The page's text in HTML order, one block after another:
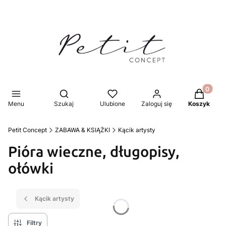
Menu
Otwórz wyszukiwarkę
Szukaj Ulubione Zaloguj się Koszyk
Petit Concept ZABAWA & KSIĄŻKI Kącik artysty
Pióra wieczne, długopisy,
ołówki
Kącik artysty
Filtry